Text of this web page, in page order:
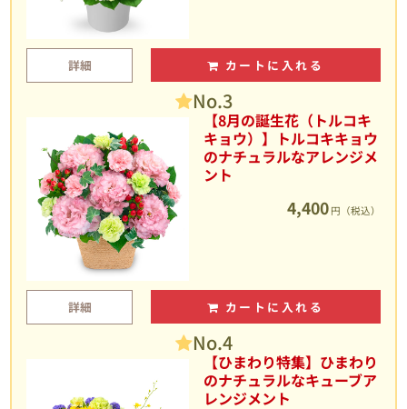
詳細 カートに入れる
No.3
【8月の誕生花（トルコキ
キョウ）】トルコキキョウ
のナチュラルなアレンジメ
ント
4,400 円（税込）
詳細 カートに入れる
No.4
【ひまわり特集】ひまわり
のナチュラルなキューブア
レンジメント